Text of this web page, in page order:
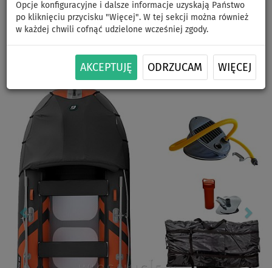
Opcje konfiguracyjne i dalsze informacje uzyskają Państwo
po kliknięciu przycisku "Więcej". W tej sekcji można również
w każdej chwili cofnąć udzielone wcześniej zgody.
AKCEPTUJĘ ODRZUCAM WIĘCEJ
zestaw: bez silnika
WIOSŁO W
Next